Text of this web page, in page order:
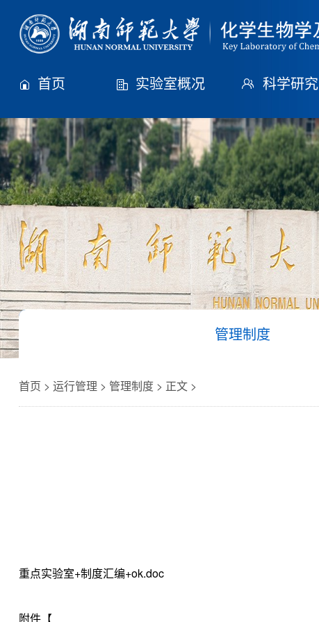
首页 实验室概况 科学研究
管理制度
首页 > 运行管理 > 管理制度 > 正文 >
重点实验室+制度汇编+ok.doc
附件【